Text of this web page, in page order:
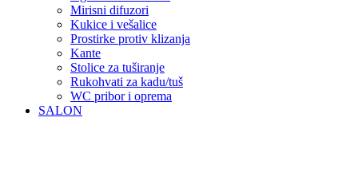
Mirisni difuzori
Kukice i vešalice
Prostirke protiv klizanja
Kante
Stolice za tuširanje
Rukohvati za kadu/tuš
WC pribor i oprema
SALON